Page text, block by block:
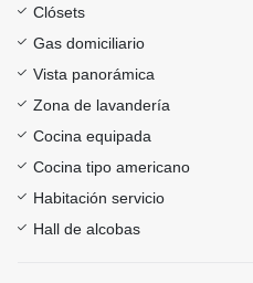
Clósets
Gas domiciliario
Vista panorámica
Zona de lavandería
Cocina equipada
Cocina tipo americano
Habitación servicio
Hall de alcobas